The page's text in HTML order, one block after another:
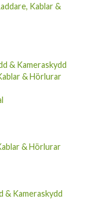
Kablar &
& Kameraskydd
& Hörlurar
& Hörlurar
& Kameraskydd